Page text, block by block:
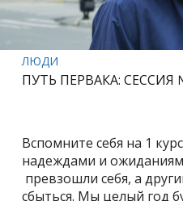
ЛЮДИ
ПУТЬ ПЕРВАКА: СЕССИЯ
Вспомните себя на 1
надеждами и
превзошли себя, а
сбыться. Мы целый год